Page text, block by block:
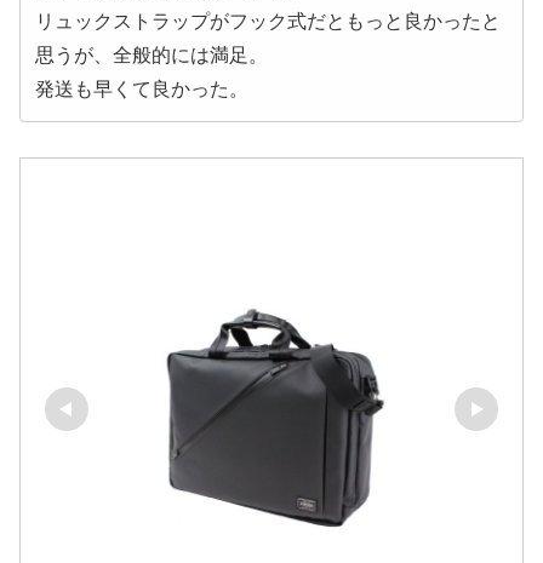
リュックストラップがフック式だともっと良かったと
思うが、全般的には満足。
発送も早くて良かった。